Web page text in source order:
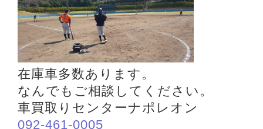
在庫車多数あります。
なんでもご相談してください。
車買取りセンターナポレオン
092-461-0005